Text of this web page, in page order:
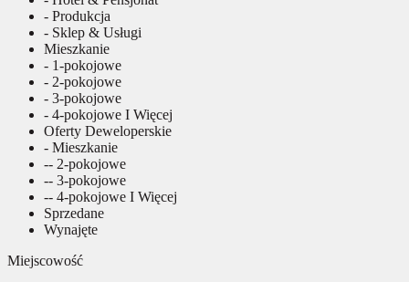
- Produkcja
- Sklep & Usługi
Mieszkanie
- 1-pokojowe
- 2-pokojowe
- 3-pokojowe
- 4-pokojowe I Więcej
Oferty Deweloperskie
- Mieszkanie
-- 2-pokojowe
-- 3-pokojowe
-- 4-pokojowe I Więcej
Sprzedane
Wynajęte
Miejscowość